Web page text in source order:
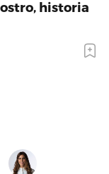
historia